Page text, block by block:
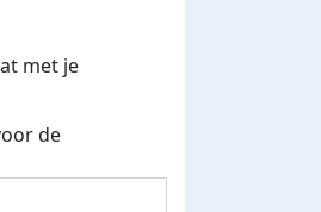
ontvang
met je
de